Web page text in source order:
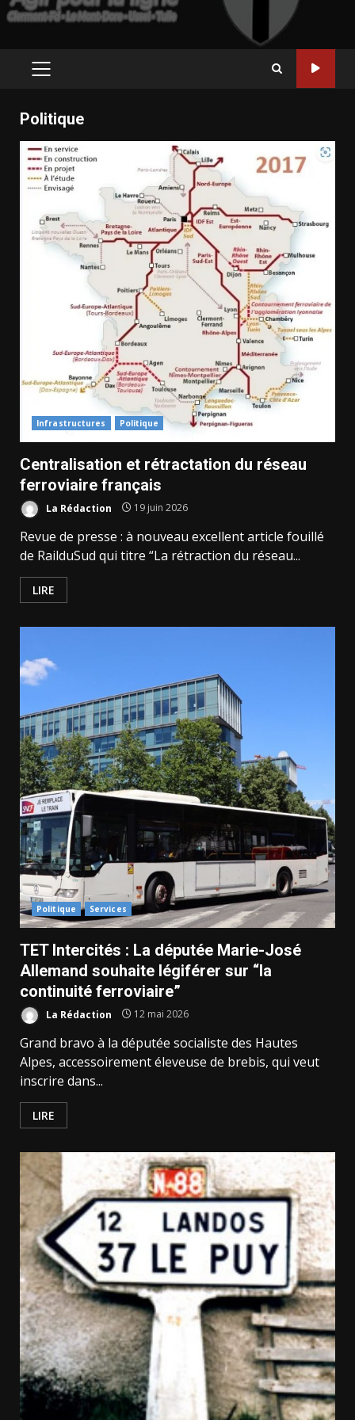
PRIMARY
Politique
Infrastructures Politique
Centralisation et rétractation du réseau
ferroviaire français
La Rédaction 19 juin 2026
Revue de presse : à nouveau excellent article fouillé
de RailduSud qui titre “La rétraction du réseau...
LIRE
Politique Services
TET Intercités : La députée Marie-José
Allemand souhaite légiférer sur “la
continuité ferroviaire”
La Rédaction 12 mai 2026
Grand bravo à la députée socialiste des Hautes
Alpes, accessoirement éleveuse de brebis, qui veut
inscrire dans...
LIRE